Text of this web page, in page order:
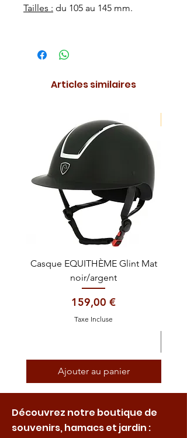
Tailles : du 105 au 145 mm.
Articles similaires
Casque EQUITHÈME Glint Mat
noir/argent
Prix
159,00 €
Taxe Incluse
Ajouter au panier
Découvrez notre boutique de
souvenirs, hamacs et jardin :